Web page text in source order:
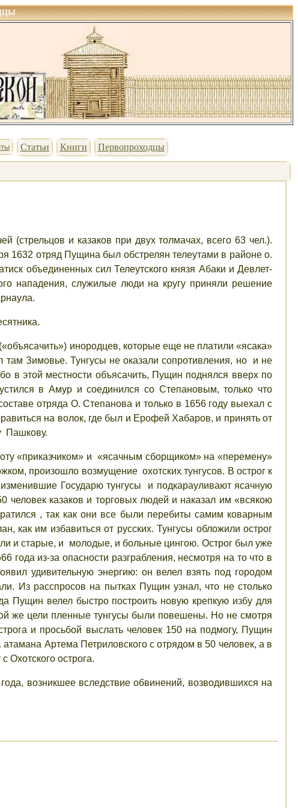
Статьи Книги Первопроходцы
и казаков при двух толмачах, всего 63 чел.).
1632 отряд Пущина был обстрелян телеутами в районе о.
объединенных сил Телеутского князя Абаки и Девлет-
нападения, служилые люди на кругу приняли решение
инородцев, которые еще не платили «ясака»
там Зимовье. Тунгусы не оказали сопротивления, но и не
в этой местности объясачить, Пущин поднялся вверх по
в Амур и соединился со Степановым, только что
отряда О. Степанова и только в 1656 году выехал с
на волок, где был и Ерофей Хабаров, и принять от
Пашкову.
«приказчиком» и «ясачным сборщиком» на «перемену»
произошло возмущение охотских тунгусов. В острог к
Государю тунгусы и подкарауливают ясачную
казаков и торговых людей и наказал им «всякою
, так как они все были перебиты самим коварным
как им избавиться от русских. Тунгусы обложили острог
и старые, и молодые, и больные цингою. Острог был уже
из-за опасности разграбления, несмотря на то что в
удивительную энергию: он велел взять под городом
Из расспросов на пытках Пущин узнал, что не столько
Пущин велел быстро построить новую крепкую избу для
же цели пленные тунгусы были повешены. Но не смотря
и просьбой выслать человек 150 на подмогу, Пущин
Артема Петриловского с отрядом в 50 человек, а в
Охотского острога.
возникшее вследствие обвинений, возводившихся на